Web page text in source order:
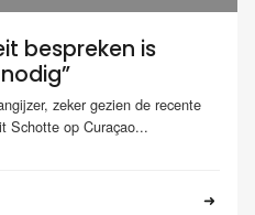
bespreken is
zeker gezien de recente
Schotte op Curaçao...